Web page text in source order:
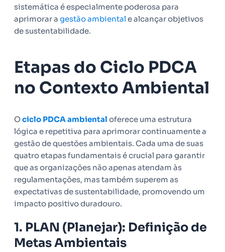
sistemática é especialmente poderosa para
aprimorar a gestão ambiental e alcançar objetivos
de sustentabilidade.
Etapas do Ciclo PDCA
no Contexto Ambiental
Ociclo PDCA ambiental oferece uma estrutura
lógica e repetitiva para aprimorar continuamente a
gestão de questões ambientais. Cada uma de suas
quatro etapas fundamentais é crucial para garantir
que as organizações não apenas atendam às
regulamentações, mas também superem as
expectativas de sustentabilidade, promovendo um
impacto positivo duradouro.
1. PLAN (Planejar): Definição de
Metas Ambientais